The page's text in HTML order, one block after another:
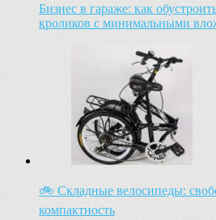
Бизнес в гараже: как
кроликов с минимальными
🚲 Складные велосипеды:
компактность